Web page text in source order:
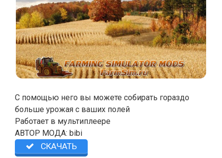
С помощью него вы можете собирать гораздо
больше урожая с ваших полей
Работает в мультиплеере
АВТОР МОДА: bibi
СКАЧАТЬ